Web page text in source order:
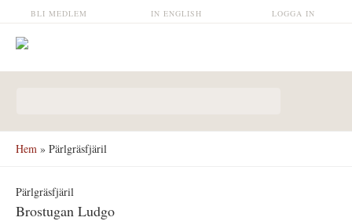
Hoppa till huvudinnehåll LOGGA IN
IN ENGLISH
BLI MEDLEM
Hem » Pärlgräsfjäril
Pärlgräsfjäril
Brostugan Ludgo